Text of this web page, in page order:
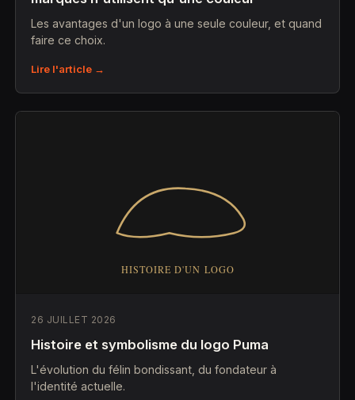
Les avantages d'un logo à une seule couleur, et quand
faire ce choix.
Lire l'article →
26 JUILLET 2026
Histoire et symbolisme du logo Puma
L'évolution du félin bondissant, du fondateur à
l'identité actuelle.